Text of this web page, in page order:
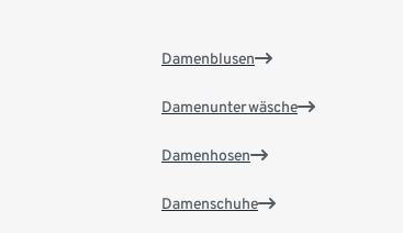
Damenblusen
Damenunterwäsche
Damenhosen
Damenschuhe